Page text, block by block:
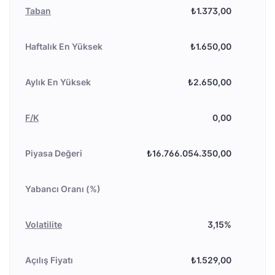
Taban ₺1.373,00
Haftalık En Yüksek ₺1.650,00
Aylık En Yüksek ₺2.650,00
F/K 0,00
Piyasa Değeri ₺16.766.054.350,00
Yabancı Oranı (%)
Volatilite 3,15%
Açılış Fiyatı ₺1.529,00